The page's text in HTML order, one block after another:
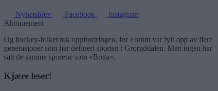
Nyhetsbrev Facebook
Instagram
Abonnement
Og hockey-folket tok oppfordringen, for Forum var fylt opp av flere
generasjoner som har definert sporten i Groruddalen. Men ingen har
satt de samme sporene som «Botta».
Kjære leser!